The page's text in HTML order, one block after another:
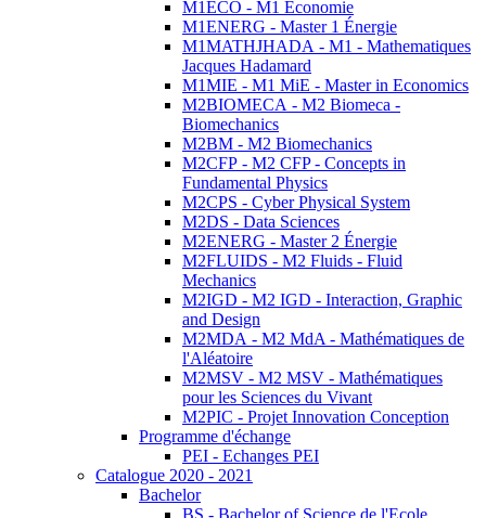
M1ECO - M1 Economie
M1ENERG - Master 1 Énergie
M1MATHJHADA - M1 - Mathematiques
Jacques Hadamard
M1MIE - M1 MiE - Master in Economics
M2BIOMECA - M2 Biomeca -
Biomechanics
M2BM - M2 Biomechanics
M2CFP - M2 CFP - Concepts in
Fundamental Physics
M2CPS - Cyber Physical System
M2DS - Data Sciences
M2ENERG - Master 2 Énergie
M2FLUIDS - M2 Fluids - Fluid
Mechanics
M2IGD - M2 IGD - Interaction, Graphic
and Design
M2MDA - M2 MdA - Mathématiques de
l'Aléatoire
M2MSV - M2 MSV - Mathématiques
pour les Sciences du Vivant
M2PIC - Projet Innovation Conception
Programme d'échange
PEI - Echanges PEI
Catalogue 2020 - 2021
Bachelor
BS - Bachelor of Science de l'Ecole